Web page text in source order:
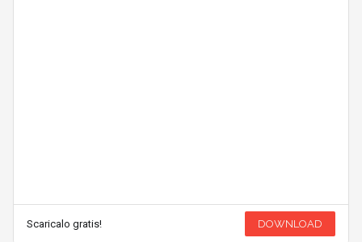
Scaricalo gratis! DOWNLOAD